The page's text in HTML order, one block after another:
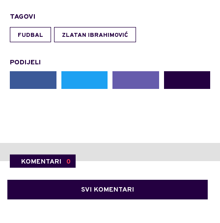
TAGOVI
FUDBAL ZLATAN IBRAHIMOVIĆ
PODIJELI
KOMENTARI 0
SVI KOMENTARI